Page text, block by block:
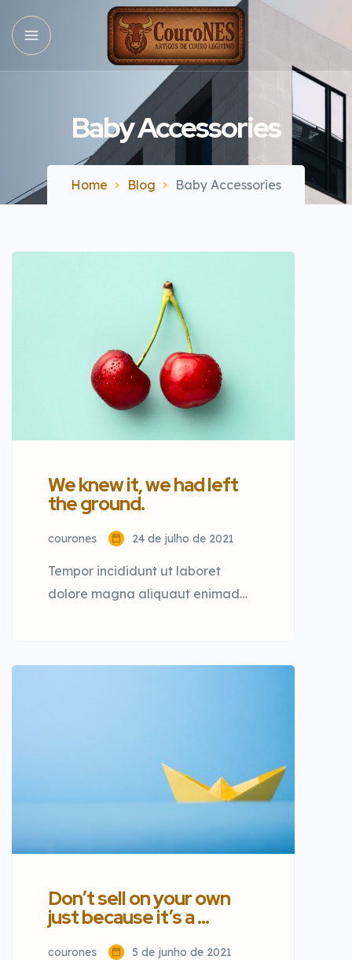
Baby Accessories
Home Blog Baby Accessories
We knew it, we had left
the ground.
courones 24 de julho de 2021
Tempor incididunt ut laboret
dolore magna aliquaut enimad
consectetur adipisicing elit sed
Don’t sell on your own
just because it’s a …
courones 5 de junho de 2021